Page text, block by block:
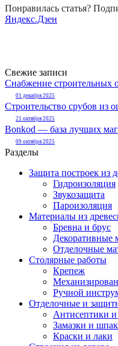
Понравилась статья?
Яндекс.Дзен
Свежие записи
Снабжение строительных
01 декабря 2025
Строительство срубов из
21 октября 2025
Bonkod — база лучших
09 октября 2025
Разделы
Защита построек из
Гидроизоляция
Звукозащита
Пароизоляция
Материалы из
Бревна и брус
Декоративные
Отделочные
Столярные работы
Крепеж
Ручной
Отделочные и
Антисептики и
Замазки и
Краски и лаки